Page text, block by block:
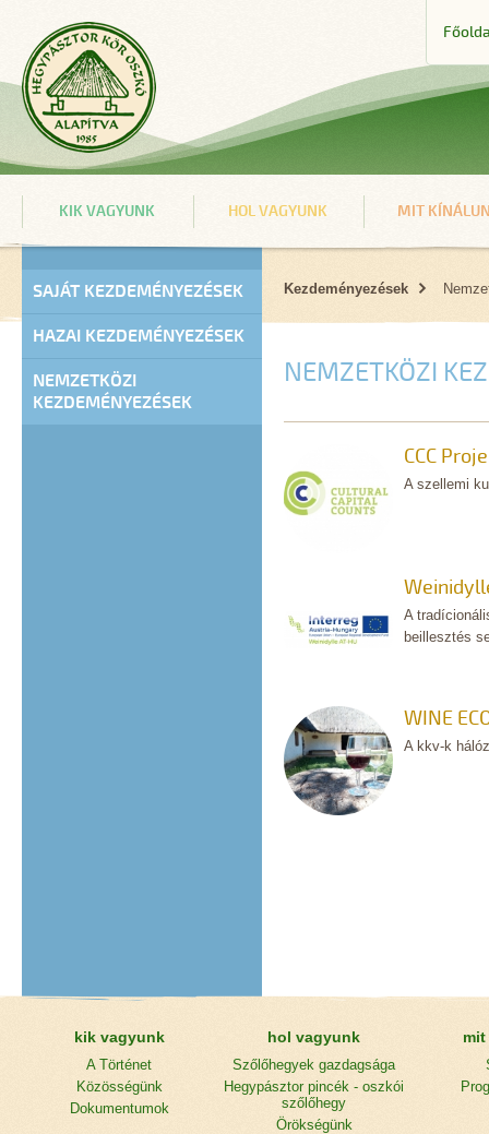
KIK VAGYUNK HOL VAGYUNK MIT
SAJÁT KEZDEMÉNYEZÉSEK
HAZAI KEZDEMÉNYEZÉSEK
NEMZETKÖZI
KEZDEMÉNYEZÉSEK
Kezdeményezések
NEMZETKÖZI
CCC
A szellemi
A
beillesztés
WINE
A kkv-k
kik vagyunk
A Történet
Közösségünk
Dokumentumok
hol vagyunk
Szőlőhegyek gazdagsága
Hegypásztor pincék - oszkói
szőlőhegy
Örökségünk